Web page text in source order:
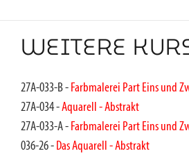
WEITERE
27A-033-B - Farbmalerei Part Eins und
27A-034 -Aquarell - Abstrakt
27A-033-A - Farbmalerei Part Eins und
036-26 - Das Aquarell - Abstrakt